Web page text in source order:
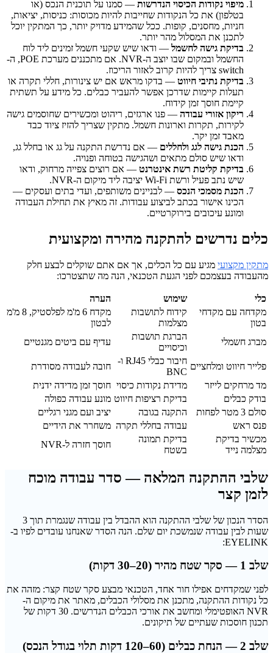
מיפוי נקודות הכיסוי הנדרשות — סמנו על תוכנית הנכס (או
בטלפון) את כל הנקודות שחייבות להיות מכוסות: כניסות, יציאות,
חניות, מחסנים, קופות. ככל שהמידע מדויק יותר, כך המתקין יוכל
לתכנן את המסלול מהר יותר.
בדיקת גישה לחשמל — ודאו שיש שקעי חשמל זמינים ליד לוח
החשמל ובמקום שבו יוצב ה-NVR. אם מתכננים מערכת POE, ה-
switch צריך להיות קרוב לאזור הריכוז.
בדיקת נתיבי חיווט — בדקו מראש אם יש צינורות, חללי תקרה או
תעלות קיימות שדרכן אפשר להעביר כבלים. כל מידע על תשתית
קיימת חוסך זמן קידוח.
ריקון אזורי עבודה — פנו ארגזים, ריהוט ומכשירים שחוסמים גישה
לקירות, תקרות וארונות חשמל. מתקין שצריך להזיז ציוד כבד
מאבד זמן יקר.
הכנת גישה לגג ולחללים — אם נדרשת התקנה על גג או בחלל גג,
ודאו שיש סולם מתאים ושהגישה בטוחה ופנויה.
בדיקת קליטת רשת אינטרנט — אם רוצים צפייה מרחוק, ודאו
שיש נתב פעיל ורשת Wi-Fi יציבה ליד מיקום ה-NVR.
הכנת מסמכי הנכס — לבניינים משותפים, ועדי בתים ועסקים —
הכינו אישור בכתב לביצוע עבודות. זה מאיץ את תחילת העבודה
ומונע עיכובים בירוקרטיים.
כלים נדרשים להתקנה מהירה ומקצועית
מתקין מקצועי מגיע עם כל הכלים, אך אם אתם שוקלים לבצע חלק
מהעבודה בעצמכם לפני הגעת הטכנאי, הנה מה שתצטרכו:
כלי שימוש
הערה
מקדחה עם מקדחי
בטון
קידוח לתושבות
מצלמות
מקדח 6 מ'מ לפלסטיק, 8 מ'מ
לבטון
מברג חשמלי
הברגת תושבות
וכיסויים
עדיף עם ביטים מגנטיים
פלייר חיווט ומלחציים
חיבור כבלי RJ45 ו-
BNC
חובה לעבודה מסודרת
מד מרחקים לייזר
מדידת נקודות כיסוי חוסך זמן מדידה ידנית
בודק כבלים
בדיקת רציפות חיווט מונע עבודה כפולה
סולם 3 מטר לפחות
התקנה בגובה
יציב ועם מגני רגליים
פנס ראש
עבודה בחללי תקרה משחרר את הידיים
מכשיר בדיקת
מצלמה נייד
בדיקת תמונה
בשטח
חוסך חזרה ל-NVR
שלבי ההתקנה המלאה — סדר עבודה מוכח
לזמן קצר
הסדר הנכון של שלבי ההתקנה הוא ההבדל בין עבודה שנגמרת תוך 3
שעות לבין עבודה שנמשכת יום שלם. הנה הסדר שאנחנו עובדים לפיו ב-
EYELINK:
שלב 1 — סקר שטח מהיר (20–30 דקות)
לפני שמקדחים אפילו חור אחד, הטכנאי מבצע סקר שטח קצר: מזהה את
כל נקודות ההתקנה, מתכנן את מסלולי הכבלים, מאתר את מיקום ה-
NVR האופטימלי ומחשב את אורכי הכבלים הנדרשים. 30 דקות של
תכנון חוסכות שעתיים של תיקונים.
שלב 2 — הנחת כבלים (60–120 דקות תלוי בגודל הנכס)